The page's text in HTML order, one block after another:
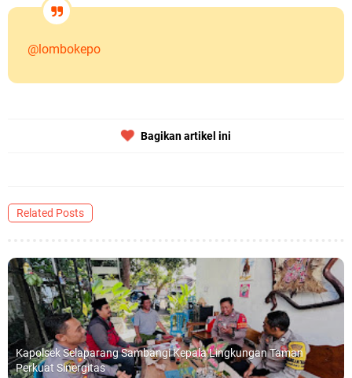
@lombokepo
Bagikan artikel ini
Related Posts
Kapolsek Selaparang Sambangi Kepala Lingkungan Taman
Perkuat Sinergitas